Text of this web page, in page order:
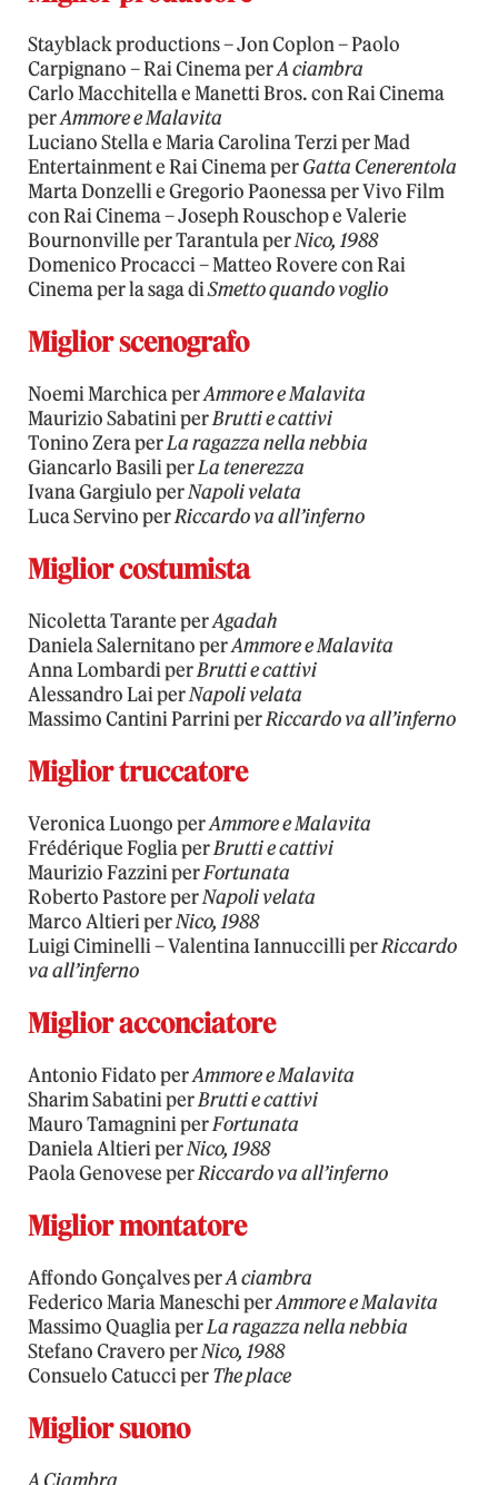
Stayblack productions – Jon Coplon – Paolo
Carpignano – Rai Cinema perA ciambra
Carlo Macchitella e Manetti Bros. con Rai Cinema
perAmmore e Malavita
Luciano Stella e Maria Carolina Terzi per Mad
Entertainment e Rai Cinema perGatta Cenerentola
Marta Donzelli e Gregorio Paonessa per Vivo Film
con Rai Cinema – Joseph Rouschop e Valerie
Bournonville per Tarantula perNico, 1988
Domenico Procacci – Matteo Rovere con Rai
Cinema per la saga diSmetto quando voglio
Miglior scenografo
Noemi Marchica perAmmore e Malavita
Maurizio Sabatini perBrutti e cattivi
Tonino Zera perLa ragazza nella nebbia
Giancarlo Basili perLa tenerezza
Ivana Gargiulo perNapoli velata
Luca Servino perRiccardo va all’inferno
Miglior costumista
Nicoletta Tarante perAgadah
Daniela Salernitano perAmmore e Malavita
Anna Lombardi perBrutti e cattivi
Alessandro Lai perNapoli velata
Massimo Cantini Parrini perRiccardo va all’inferno
Miglior truccatore
Veronica Luongo perAmmore e Malavita
Frédérique Foglia perBrutti e cattivi
Maurizio Fazzini perFortunata
Roberto Pastore perNapoli velata
Marco Altieri perNico, 1988
Luigi Ciminelli – Valentina Iannuccilli perRiccardo
va all’inferno
Miglior acconciatore
Antonio Fidato perAmmore e Malavita
Sharim Sabatini perBrutti e cattivi
Mauro Tamagnini perFortunata
Daniela Altieri perNico, 1988
Paola Genovese perRiccardo va all’inferno
Miglior montatore
Affondo Gonçalves perA ciambra
Federico Maria Maneschi perAmmore e Malavita
Massimo Quaglia perLa ragazza nella nebbia
Stefano Cravero perNico, 1988
Consuelo Catucci perThe place
Miglior suono